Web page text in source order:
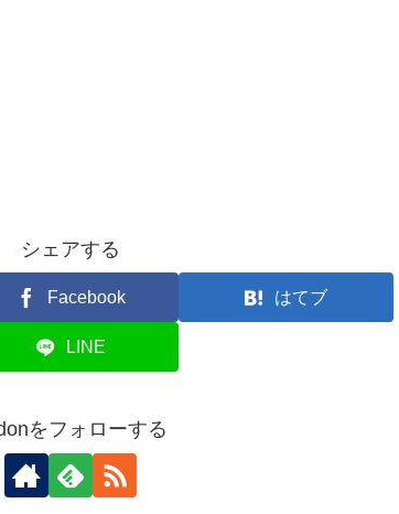
シェアする
Facebook はてブ
LINE
をフォローする